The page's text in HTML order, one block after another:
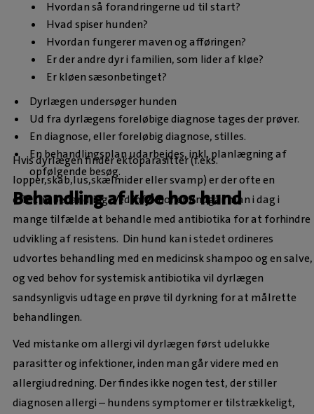
Hvordan så forandringerne ud til start?
Hvad spiser hunden?
Hvordan fungerer maven og afføringen?
Er der andre dyr i familien, som lider af kløe?
Er kløen sæsonbetinget?
Dyrlægen undersøger hunden
Ud fra dyrlægens foreløbige diagnose tages der prøver.
En diagnose, eller foreløbig diagnose, stilles.
En behandlingsplan udarbejdes, inkl. planlægning af
opfølgende besøg.
Behandling af kløe hos hund
Hvis dyrlægen finder ektoparasitter (f.eks.
lopper,skab,lus,skælmider eller svamp) er der ofte en
effektiv behandling. Ved infektioner undgår man i dag i
mange tilfælde at behandle med antibiotika for at forhindre
udvikling af resistens. Din hund kan i stedet ordineres
udvortes behandling med en medicinsk shampoo og en salve,
og ved behov for systemisk antibiotika vil dyrlægen
sandsynligvis udtage en prøve til dyrkning for at målrette
behandlingen.
Ved mistanke om allergi vil dyrlægen først udelukke
parasitter og infektioner, inden man går videre med en
allergiudredning. Der findes ikke nogen test, der stiller
diagnosen allergi – hundens symptomer er tilstrækkeligt,